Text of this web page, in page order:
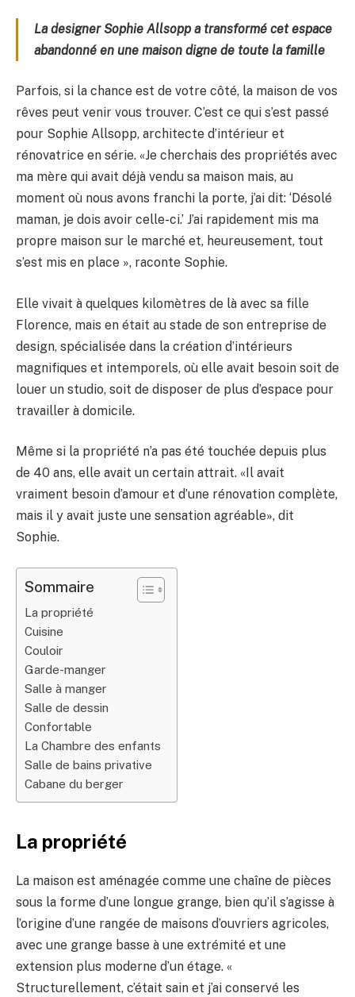
La designer Sophie Allsopp a transformé cet espace
abandonné en une maison digne de toute la famille
Parfois, si la chance est de votre côté, la maison de vos
rêves peut venir vous trouver. C’est ce qui s’est passé
pour Sophie Allsopp, architecte d’intérieur et
rénovatrice en série. «Je cherchais des propriétés avec
ma mère qui avait déjà vendu sa maison mais, au
moment où nous avons franchi la porte, j’ai dit: ‘Désolé
maman, je dois avoir celle-ci.’ J’ai rapidement mis ma
propre maison sur le marché et, heureusement, tout
s’est mis en place », raconte Sophie.
Elle vivait à quelques kilomètres de là avec sa fille
Florence, mais en était au stade de son entreprise de
design, spécialisée dans la création d’intérieurs
magnifiques et intemporels, où elle avait besoin soit de
louer un studio, soit de disposer de plus d’espace pour
travailler à domicile.
Même si la propriété n’a pas été touchée depuis plus
de 40 ans, elle avait un certain attrait. «Il avait
vraiment besoin d’amour et d’une rénovation complète,
mais il y avait juste une sensation agréable», dit
Sophie.
Sommaire
La propriété
Cuisine
Couloir
Garde-manger
Salle à manger
Salle de dessin
Confortable
La Chambre des enfants
Salle de bains privative
Cabane du berger
La propriété
La maison est aménagée comme une chaîne de pièces
sous la forme d’une longue grange, bien qu’il s’agisse à
l’origine d’une rangée de maisons d’ouvriers agricoles,
avec une grange basse à une extrémité et une
extension plus moderne d’un étage. «
Structurellement, c’était sain et j’ai conservé les